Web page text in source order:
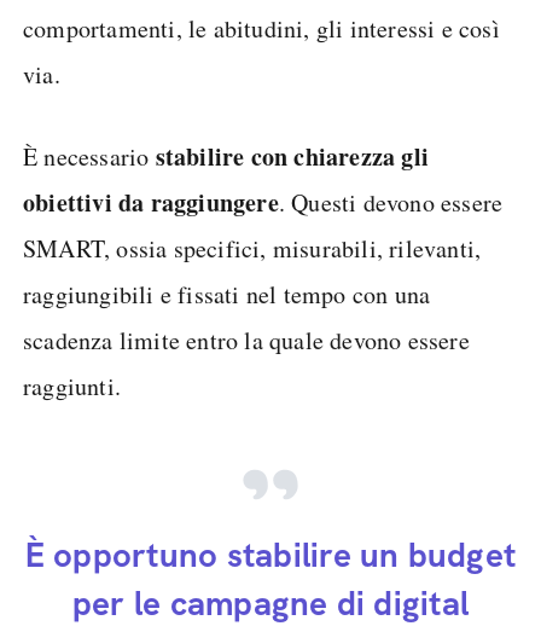
comportamenti, le abitudini, gli interessi e così
via.
È necessario stabilire con chiarezza gli
obiettivi da raggiungere. Questi devono essere
SMART, ossia specifici, misurabili, rilevanti,
raggiungibili e fissati nel tempo con una
scadenza limite entro la quale devono essere
raggiunti.
È opportuno stabilire un budget
per le campagne di digital